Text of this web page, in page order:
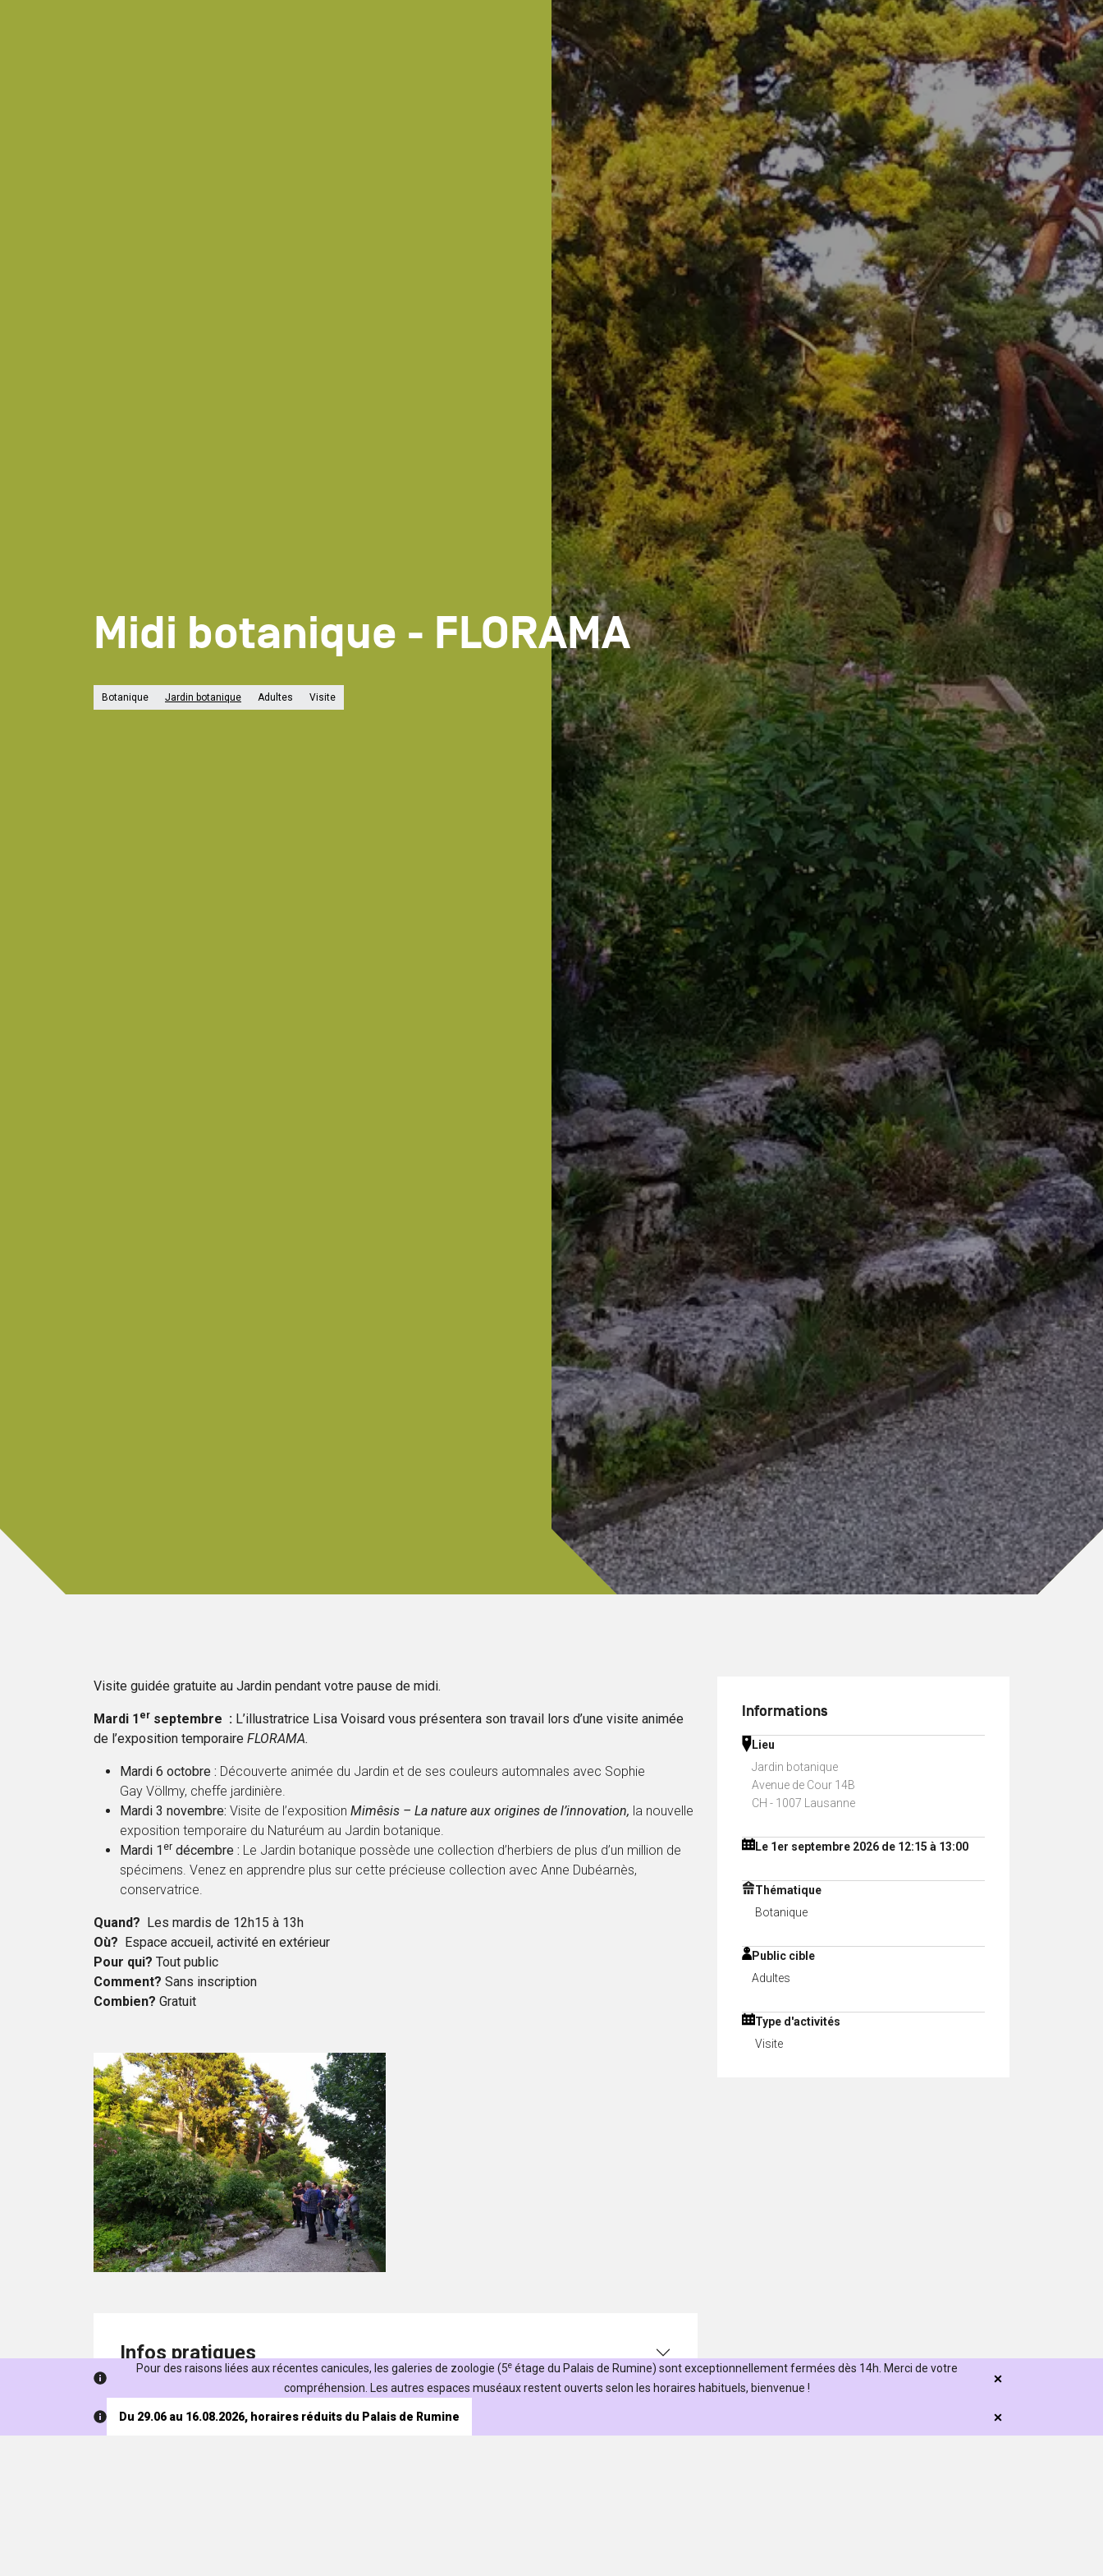
Midi botanique - FLORAMA
Botanique Jardin botanique Adultes Visite
Visite guidée gratuite au Jardin pendant votre pause de midi.
Mardi 1 er septembre : L’illustratrice Lisa Voisard vous présentera son travail lors d’une visite animée
de l’exposition temporaire FLORAMA.
Mardi 6 octobre : Découverte animée du Jardin et de ses couleurs automnales avec Sophie
Gay Völlmy, cheffe jardinière.
Mardi 3 novembre: Visite de l’exposition Mimêsis – La nature aux origines de l’innovation, la nouvelle
exposition temporaire du Naturéum au Jardin botanique.
Mardi 1 er décembre : Le Jardin botanique possède une collection d’herbiers de plus d’un million de
spécimens. Venez en apprendre plus sur cette précieuse collection avec Anne Dubéarnès,
conservatrice.
Quand? Les mardis de 12h15 à 13h
Où? Espace accueil, activité en extérieur
Pour qui? Tout public
Comment? Sans inscription
Combien? Gratuit
Infos pratiques
Informations
Lieu
Jardin botanique
Avenue de Cour 14B
CH - 1007 Lausanne
Le 1er septembre 2026 de 12:15 à 13:00
Thématique
Botanique
Public cible
Adultes
Type d'activités
Visite
Pour des raisons liées aux récentes canicules, les galeries de zoologie (5e étage du Palais de Rumine) sont exceptionnellement fermées dès 14h. Merci de votre
compréhension. Les autres espaces muséaux restent ouverts selon les horaires habituels, bienvenue !
Du 29.06 au 16.08.2026, horaires réduits du Palais de Rumine